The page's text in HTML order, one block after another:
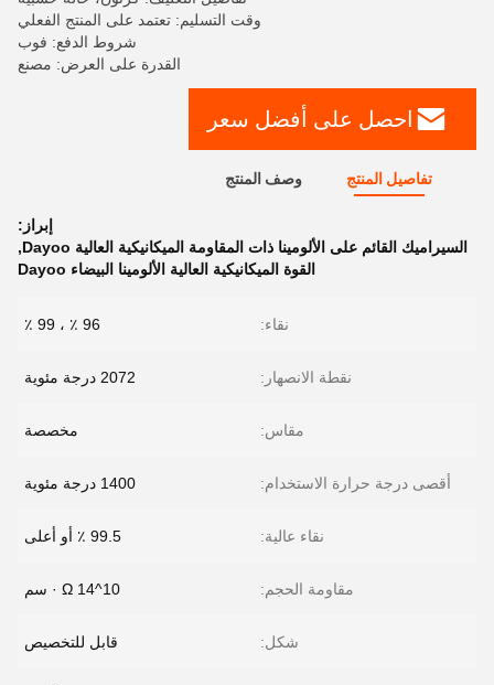
وقت التسليم: تعتمد على المنتج الفعلي
شروط الدفع: فوب
القدرة على العرض: مصنع
احصل على أفضل سعر
تفاصيل المنتج وصف المنتج
إبراز:
السيراميك القائم على الألومينا ذات المقاومة الميكانيكية العالية Dayoo
,
القوة الميكانيكية العالية الألومينا البيضاء Dayoo
نقاء: 96 ٪ ، 99 ٪
نقطة الانصهار: 2072 درجة مئوية
مقاس: مخصصة
أقصى درجة حرارة الاستخدام: 1400 درجة مئوية
نقاء عالية: 99.5 ٪ أو أعلى
مقاومة الحجم: 10^14 Ω · سم
شكل: قابل للتخصيص